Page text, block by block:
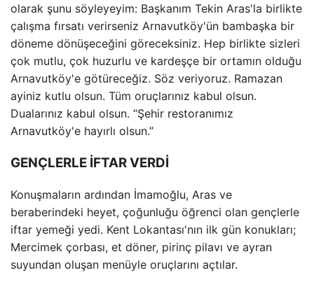
olarak şunu söyleyeyim: Başkanım Tekin Aras'la birlikte
çalışma fırsatı verirseniz Arnavutköy'ün bambaşka bir
döneme dönüşeceğini göreceksiniz. Hep birlikte sizleri
çok mutlu, çok huzurlu ve kardeşçe bir ortamın olduğu
Arnavutköy'e götüreceğiz. Söz veriyoruz. Ramazan
ayiniz kutlu olsun. Tüm oruçlarınız kabul olsun.
Dualarınız kabul olsun. “Şehir restoranımız
Arnavutköy'e hayırlı olsun.”
GENÇLERLE İFTAR VERDİ
Konuşmaların ardından İmamoğlu, Aras ve
beraberindeki heyet, çoğunluğu öğrenci olan gençlerle
iftar yemeği yedi. Kent Lokantası'nın ilk gün konukları;
Mercimek çorbası, et döner, pirinç pilavı ve ayran
suyundan oluşan menüyle oruçlarını açtılar.